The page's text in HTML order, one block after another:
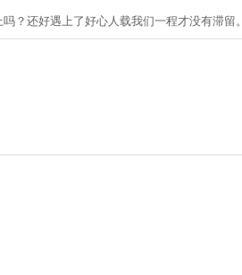
？还好遇上了好心人载我们一程才没有滞留。